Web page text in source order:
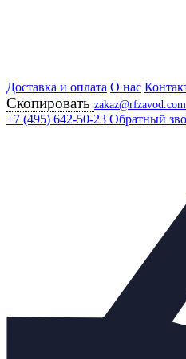
Доставка и оплата О нас
Скопировать zakaz@rfzavod.com
+7 (495) 642-50-23 Обратный
Главная
Продукция
Регулирующая арматура
Регулирующие клапаны
Клапан
25нж947нж
приводом ST 0.1